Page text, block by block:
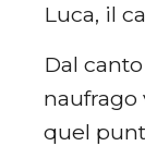
Luca, il
Dal
naufrago
quel